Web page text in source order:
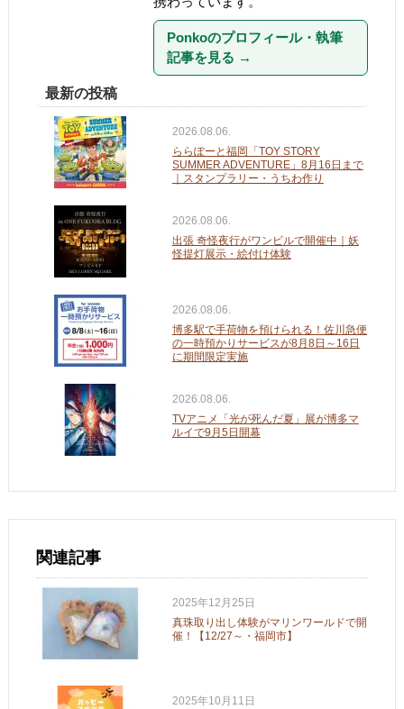
Ponkoのプロフィール・執筆
記事を見る →
最新の投稿
2026.08.06.
ららぽーと福岡「TOY STORY
SUMMER ADVENTURE」8月16日まで
｜スタンプラリー・うちわ作り
2026.08.06.
出張 奇怪夜行がワンビルで開催中｜妖
怪提灯展示・絵付け体験
2026.08.06.
博多駅で手荷物を預けられる！佐川急便
の一時預かりサービスが8月8日～16日
に期間限定実施
2026.08.06.
TVアニメ「光が死んだ夏」展が博多マ
ルイで9月5日開幕
関連記事
2025年12月25日
真珠取り出し体験がマリンワールドで開
催！【12/27～・福岡市】
2025年10月11日